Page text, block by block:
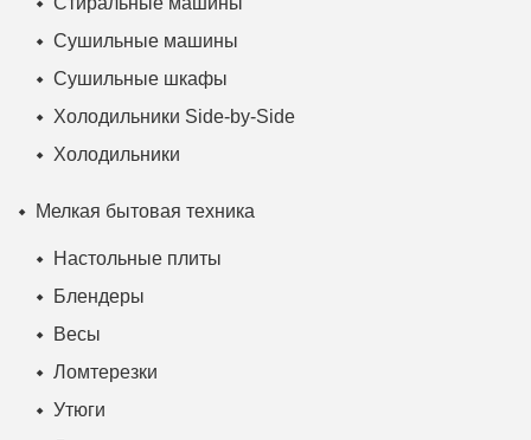
Сушильные машины
Сушильные шкафы
Холодильники Side-by-Side
Холодильники
Мелкая бытовая техника
Настольные плиты
Блендеры
Весы
Ломтерезки
Утюги